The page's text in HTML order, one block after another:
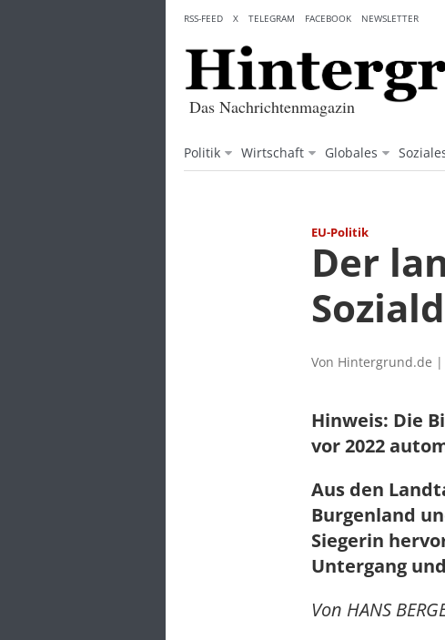
content
Das Nachrichtenmagazin
Politik Wirtschaft Globales
RSS-FEED X TELEGRAM FACEBOOK NEWSLETTER
EU-Politik
Der
Von Hintergrund.de |
Hinweis: Die
vor 2022
Aus den
Burgenland
Siegerin
Untergang
Von HANS